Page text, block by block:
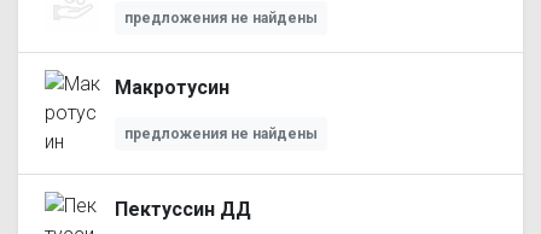
предложения не найдены
Макротусин
предложения не найдены
Пектуссин ДД